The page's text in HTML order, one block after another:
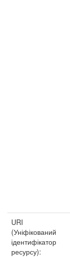
URI
(Уніфікований
ідентифікатор
ресурсу):